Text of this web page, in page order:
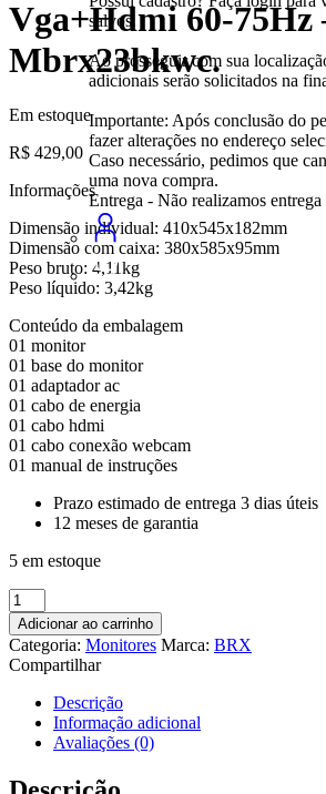
salvos.
Ao prosseguir com sua
adicionais serão solicitados na
Importante: Após conclusão do
fazer alterações no endereço
Caso necessário, pedimos que
uma nova compra.
Entrega - Não realizamos
Vga+Hdmi 60-75Hz
Mbrx23bkwc.
Em estoque
R$ 429,00
Informações
Dimensão individual: 410x545x182mm
Dimensão com caixa: 380x585x95mm
Peso bruto: 4,11kg
Peso líquido: 3,42kg
Conteúdo da embalagem
01 monitor
01 base do monitor
01 adaptador ac
01 cabo de energia
01 cabo hdmi
01 cabo conexão webcam
01 manual de instruções
Prazo estimado de entrega 3 dias úteis
12 meses de garantia
5 em estoque
Monitor
23
Brx
Webcam/Microfone
Fhd
Vga+Hdmi
-
Adicionar ao carrinho
Categoria: Monitores Marca: BRX
Compartilhar
Descrição
Informação adicional
Avaliações (0)